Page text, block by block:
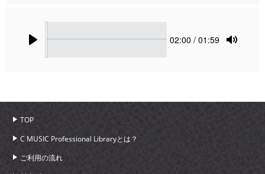
Current
02:00 / 01:59
TOP
C MUSIC Professional Libraryとは？
ご利用の流れ